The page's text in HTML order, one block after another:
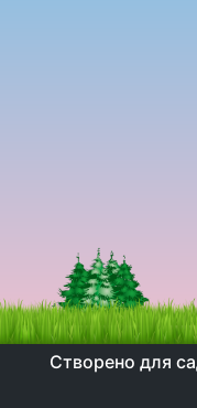
Створено для